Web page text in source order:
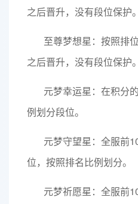
之后晋升，没有段位保护。
至尊梦想星：按照排
之后晋升，没有段位保护。
元梦幸运星：在积分
例划分段位。
元梦守望星：全服前
位，按照排名比例划分。
元梦祈愿星：全服前